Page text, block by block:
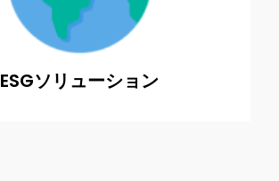
ESGソリューション